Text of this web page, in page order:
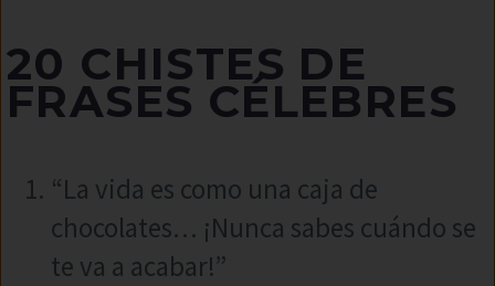
20 CHISTES DE
FRASES CÉLEBRES
“La vida es como una caja de
chocolates… ¡Nunca sabes cuándo se
te va a acabar!”